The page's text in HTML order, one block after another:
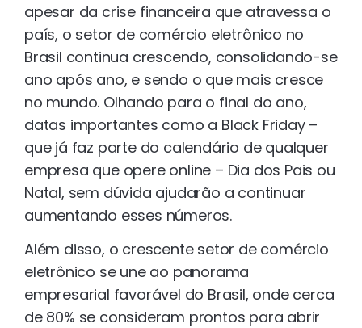
apesar da crise financeira que atravessa o
país, o setor de comércio eletrônico no
Brasil continua crescendo, consolidando-se
ano após ano, e sendo o que mais cresce
no mundo. Olhando para o final do ano,
datas importantes como a Black Friday –
que já faz parte do calendário de qualquer
empresa que opere online – Dia dos Pais ou
Natal, sem dúvida ajudarão a continuar
aumentando esses números.
Além disso, o crescente setor de comércio
eletrônico se une ao panorama
empresarial favorável do Brasil, onde cerca
de 80% se consideram prontos para abrir